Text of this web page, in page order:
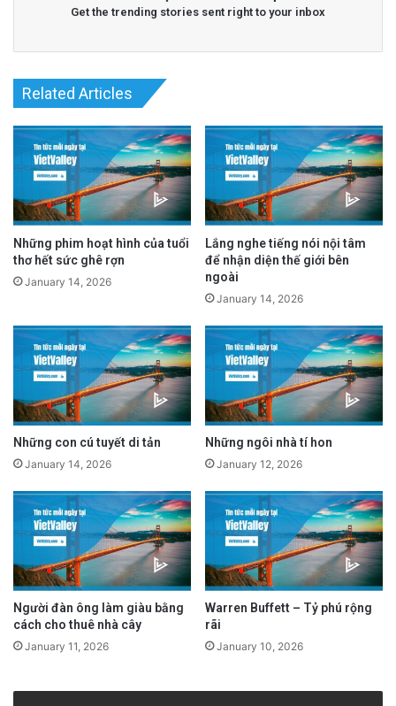
Get the trending stories sent right to your inbox
Related Articles
Những phim hoạt hình của tuổi
thơ hết sức ghê rợn
January 14, 2026
Lắng nghe tiếng nói nội tâm
để nhận diện thế giới bên
ngoài
January 14, 2026
Những con cú tuyết di tản
January 14, 2026
Những ngôi nhà tí hon
January 12, 2026
Người đàn ông làm giàu bằng
cách cho thuê nhà cây
January 11, 2026
Warren Buffett – Tỷ phú rộng
rãi
January 10, 2026